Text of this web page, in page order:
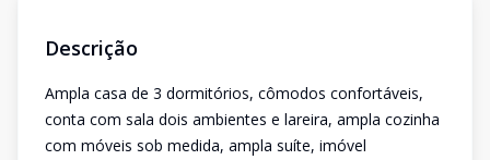
Descrição
Ampla casa de 3 dormitórios, cômodos confortáveis,
conta com sala dois ambientes e lareira, ampla cozinha
com móveis sob medida, ampla suíte, imóvel